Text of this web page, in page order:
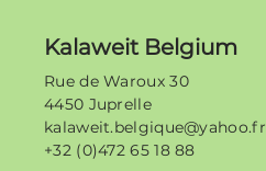
Kalaweit Belgium
Rue de Waroux 30
4450 Juprelle
kalaweit.belgique@yahoo.fr
+32 (0)472 65 18 88